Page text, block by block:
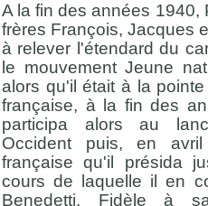
A la fin des années 1940,
frères François, Jacques
à relever l'étendard du
le mouvement Jeune
alors qu'il était à la
française, à la fin des
participa alors au
Occident puis, en
française qu'il présida
cours de laquelle il en
Benedetti. Fidèle à